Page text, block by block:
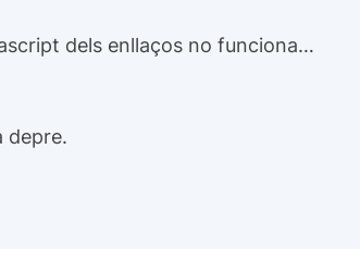
dels enllaços no funciona…
depre.